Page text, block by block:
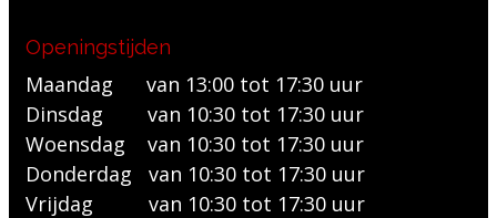
Openingstijden
Maandag van 13:00 tot 17:30 uur
Dinsdag van 10:30 tot 17:30 uur
Woensdag van 10:30 tot 17:30 uur
Donderdag van 10:30 tot 17:30 uur
Vrijdag van 10:30 tot 17:30 uur